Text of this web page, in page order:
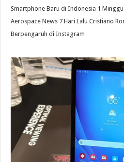
Smartphone Baru di Indonesia 1
Aerospace News 7 Hari Lalu Cristiano
Berpengaruh di Instagram